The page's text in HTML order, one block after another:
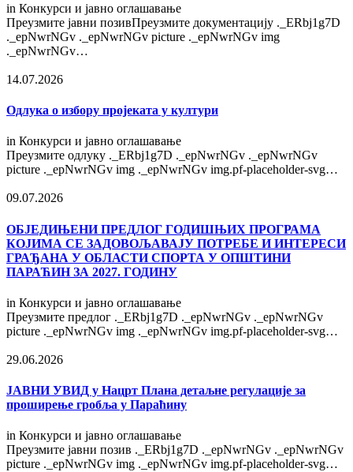
in Конкурси и јавно оглашавање
Преузмите јавни позивПреузмите документацију ._ERbj1g7D
._epNwrNGv ._epNwrNGv picture ._epNwrNGv img
._epNwrNGv…
14.07.2026
Одлука о избору пројеката у култури
in Конкурси и јавно оглашавање
Преузмите одлуку ._ERbj1g7D ._epNwrNGv ._epNwrNGv
picture ._epNwrNGv img ._epNwrNGv img.pf-placeholder-svg…
09.07.2026
OБЈЕДИЊЕНИ ПРЕДЛОГ ГОДИШЊИХ ПРОГРАМА
КОЈИМА СЕ ЗАДОВОЉАВАЈУ ПОТРЕБЕ И ИНТЕРЕСИ
ГРАЂАНА У ОБЛАСТИ СПОРТА У ОПШТИНИ
ПАРАЋИН ЗА 2027. ГОДИНУ
in Конкурси и јавно оглашавање
Преузмите предлог ._ERbj1g7D ._epNwrNGv ._epNwrNGv
picture ._epNwrNGv img ._epNwrNGv img.pf-placeholder-svg…
29.06.2026
ЈАВНИ УВИД у Нацрт Плана детаљне регулације за
проширење гробља у Параћину
in Конкурси и јавно оглашавање
Преузмите јавни позив ._ERbj1g7D ._epNwrNGv ._epNwrNGv
picture ._epNwrNGv img ._epNwrNGv img.pf-placeholder-svg…